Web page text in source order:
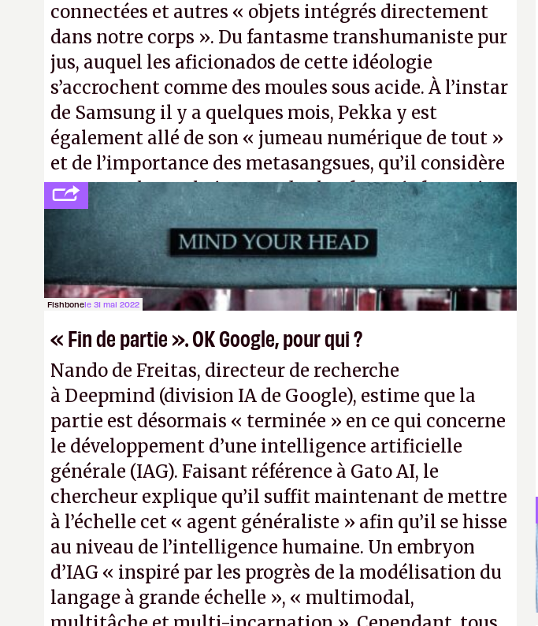
connectées et autres « objets intégrés directement
dans notre corps ». Du fantasme transhumaniste pur
jus, auquel les aficionados de cette idéologie
s’accrochent comme des moules sous acide. À l’instar
de Samsung il y a quelques mois, Pekka y est
également allé de son « jumeau numérique de tout »
et de l’importance des metasangsues, qu’il considère
comme «la prochaine grande plateforme informatique
après le World Wide Web et le mobile». (Crédit photo :
Pexels / Pixabay)
Fishbonele 31 mai 2022
« Fin de partie ». OK Google, pour qui ?
Nando de Freitas, directeur de recherche
à Deepmind (division IA de Google), estime que la
partie est désormais « terminée » en ce qui concerne
le développement d’une intelligence artificielle
générale (IAG). Faisant référence à Gato AI, le
chercheur explique qu’il suffit maintenant de mettre
à l’échelle cet « agent généraliste » afin qu’il se hisse
au niveau de l’intelligence humaine. Un embryon
d’IAG « inspiré par les progrès de la modélisation du
langage à grande échelle », « multimodal,